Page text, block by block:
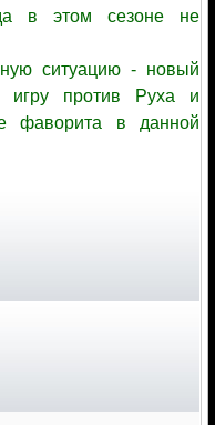
в этом сезоне не
ситуацию - новый
игру против Руха и
фаворита в данной